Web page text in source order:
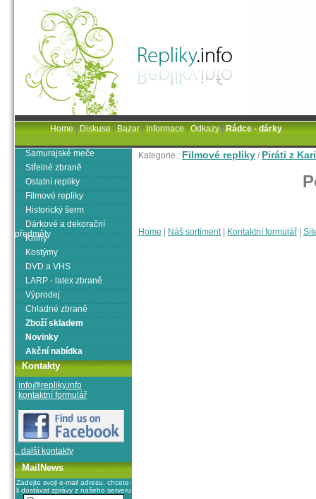
Kategorie : Filmové repliky / Piráti z
Home Náš sortiment| Kontaktní formulář
Samurajské meče
Střelné zbraně
Ostatní repliky
Filmové repliky
Historický šerm
Dárkové a dekorační
předměty
Knihy
Kostýmy
DVD a VHS
LARP - latex zbraně
Výprodej
Chladné zbraně
Zboží skladem
Novinky
Akční nabídka
Kontakty
info@repliky.info
kontaktní formulář
.. další kontakty
MailNews
Zadejte svoji e-mail adresu, chcete-
li dostávat zprávy z našeho serveru
Home|Diskuse|Bazar|Informace|Odkazy|Rádce - dárky